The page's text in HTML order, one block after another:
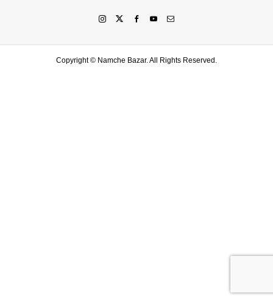
Copyright © Namche Bazar. All Rights Reserved.
LINE友達登録